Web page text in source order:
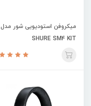
میکروفن استودیویی شور مدل
SHURE SM4 KIT